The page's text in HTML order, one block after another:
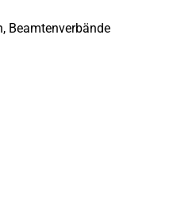
Beamtenverbände